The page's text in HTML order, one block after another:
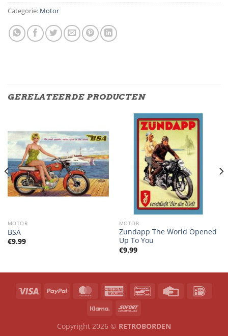
Categorie: Motor
GERELATEERDE PRODUCTEN
MOTOR
BSA
€9.99
MOTOR
Zundapp The World Opened
Up To You
€9.99
Copyright 2026 © RETROBORDEN